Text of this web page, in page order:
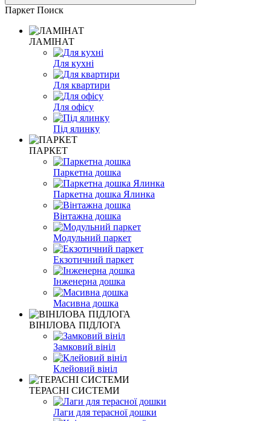
Паркет Поиск
ЛАМІНАТ
Для кухні
Для квартири
Для офісу
Під ялинку
ПАРКЕТ
Паркетна дошка
Паркетна дошка Ялинка
Вінтажна дошка
Модульний паркет
Екзотичний паркет
Інженерна дошка
Масивна дошка
ВІНІЛОВА ПІДЛОГА
Замковий вініл
Клейовий вініл
ТЕРАСНІ СИСТЕМИ
Лаги для терасної дошки